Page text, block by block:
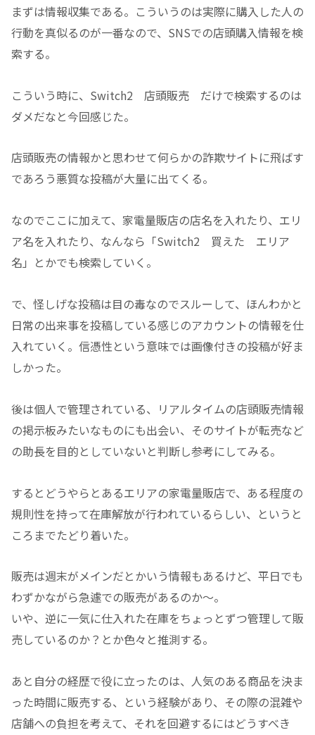
まずは情報収集である。こういうのは実際に購入した人の
行動を真似るのが一番なので、SNSでの店頭購入情報を検
索する。
こういう時に、Switch2 店頭販売 だけで検索するのは
ダメだなと今回感じた。
店頭販売の情報かと思わせて何らかの詐欺サイトに飛ばす
であろう悪質な投稿が大量に出てくる。
なのでここに加えて、家電量販店の店名を入れたり、エリ
ア名を入れたり、なんなら「Switch2 買えた エリア
名」とかでも検索していく。
で、怪しげな投稿は目の毒なのでスルーして、ほんわかと
日常の出来事を投稿している感じのアカウントの情報を仕
入れていく。信憑性という意味では画像付きの投稿が好ま
しかった。
後は個人で管理されている、リアルタイムの店頭販売情報
の掲示板みたいなものにも出会い、そのサイトが転売など
の助長を目的としていないと判断し参考にしてみる。
するとどうやらとあるエリアの家電量販店で、ある程度の
規則性を持って在庫解放が行われているらしい、というと
ころまでたどり着いた。
販売は週末がメインだとかいう情報もあるけど、平日でも
わずかながら急遽での販売があるのか～。
いや、逆に一気に仕入れた在庫をちょっとずつ管理して販
売しているのか？とか色々と推測する。
あと自分の経歴で役に立ったのは、人気のある商品を決ま
った時間に販売する、という経験があり、その際の混雑や
店舗への負担を考えて、それを回避するにはどうすべき